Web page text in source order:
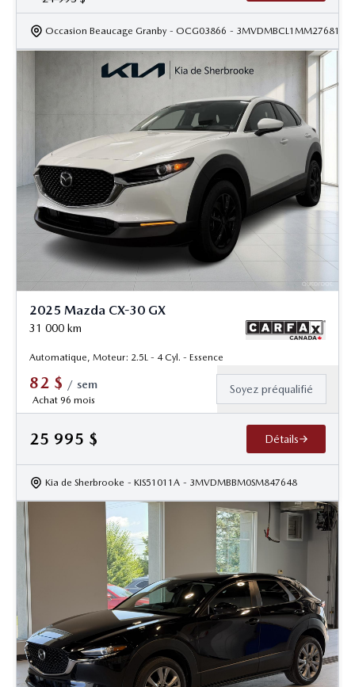
Occasion Beaucage Granby - OCG03866 - 3MVDMBCL1MM276812
2025 Mazda CX-30 GX
31 000 km
Automatique, Moteur: 2.5L - 4 Cyl. - Essence
82 $ / sem
Achat 96 mois
Soyez préqualifié
25 995 $ Détails
Kia de Sherbrooke - KIS51011A - 3MVDMBBM0SM847648